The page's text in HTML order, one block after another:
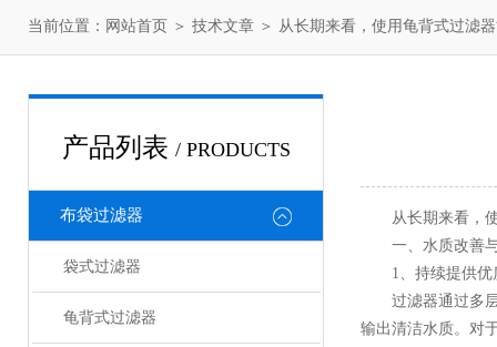
当前位置： 网站首页 ＞ 技术文章 ＞ 从长期来看，使用龟背式过滤
产品列表 / PRODUCTS
布袋过滤器
袋式过滤器
龟背式过滤器
从长期来看，使
一、水质改善与
1、持续提供优
过滤器通过多层
输出清洁水质。对